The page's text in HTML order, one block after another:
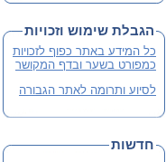
הגבלת שימוש וזכויות
כל המידע באתר כפוף לזכויות
כמפורט בשער ובדף המקושר
לסיוע ותרומה לאתר הגבורה
חדשות